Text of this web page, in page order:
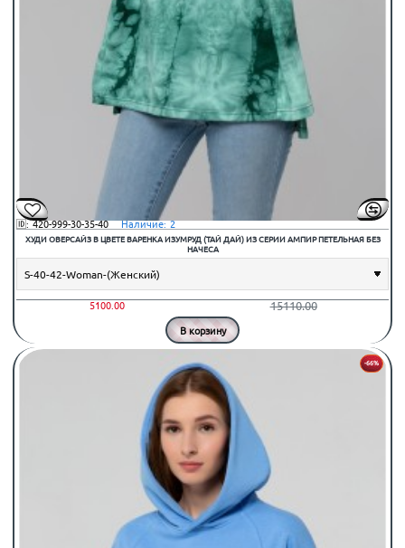
🆔: 420-999-30-35-40 ⠀Наличие: 2
ХУДИ ОВЕРСАЙЗ В ЦВЕТЕ ВАРЕНКА ИЗУМРУД (ТАЙ ДАЙ) ИЗ СЕРИИ АМПИР ПЕТЕЛЬНАЯ БЕЗ
НАЧЕСА
5100.00 15110.00
В корзину
-66%